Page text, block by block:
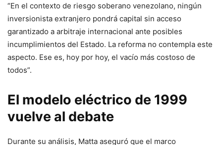
“En el contexto de riesgo soberano venezolano, ningún
inversionista extranjero pondrá capital sin acceso
garantizado a arbitraje internacional ante posibles
incumplimientos del Estado. La reforma no contempla este
aspecto. Ese es, hoy por hoy, el vacío más costoso de
todos”.
El modelo eléctrico de 1999
vuelve al debate
Durante su análisis, Matta aseguró que el marco